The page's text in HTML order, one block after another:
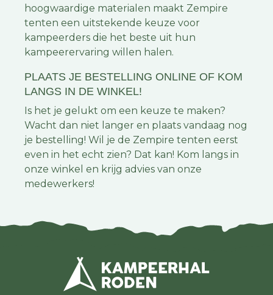
hoogwaardige materialen maakt Zempire
tenten een uitstekende keuze voor
kampeerders die het beste uit hun
kampeerervaring willen halen.
PLAATS JE BESTELLING ONLINE OF KOM
LANGS IN DE WINKEL!
Is het je gelukt om een keuze te maken?
Wacht dan niet langer en plaats vandaag nog
je bestelling! Wil je de Zempire tenten eerst
even in het echt zien? Dat kan! Kom langs in
onze winkel en krijg advies van onze
medewerkers!